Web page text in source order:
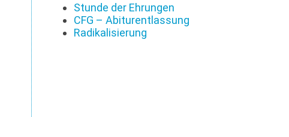
Stunde der Ehrungen
CFG – Abiturentlassung
Radikalisierung